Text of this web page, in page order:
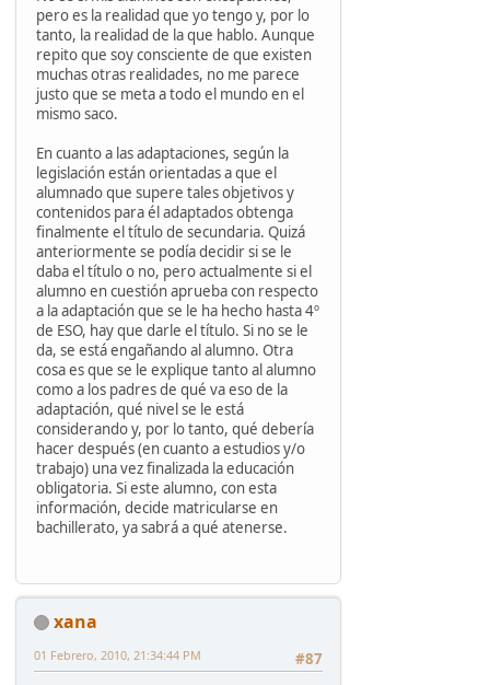
pero es la realidad que yo tengo y, por lo
tanto, la realidad de la que hablo. Aunque
repito que soy consciente de que existen
muchas otras realidades, no me parece
justo que se meta a todo el mundo en el
mismo saco.
En cuanto a las adaptaciones, según la
legislación están orientadas a que el
alumnado que supere tales objetivos y
contenidos para él adaptados obtenga
finalmente el título de secundaria. Quizá
anteriormente se podía decidir si se le
daba el título o no, pero actualmente si el
alumno en cuestión aprueba con respecto
a la adaptación que se le ha hecho hasta 4º
de ESO, hay que darle el título. Si no se le
da, se está engañando al alumno. Otra
cosa es que se le explique tanto al alumno
como a los padres de qué va eso de la
adaptación, qué nivel se le está
considerando y, por lo tanto, qué debería
hacer después (en cuanto a estudios y/o
trabajo) una vez finalizada la educación
obligatoria. Si este alumno, con esta
información, decide matricularse en
bachillerato, ya sabrá a qué atenerse.
xana
#87
01 Febrero, 2010, 21:34:44 PM